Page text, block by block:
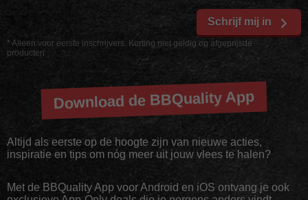
* Alleen voor eerste inschrijvers. Korting niet geldig op afgeprijsde
producten
Schrijf mij in
Download de BBQuality App
Altijd als eerste op de hoogte zijn van nieuwe acties,
inspiratie en tips om nóg meer uit jouw vlees te halen?
Met de BBQuality App voor Android en iOS ontvang je ook